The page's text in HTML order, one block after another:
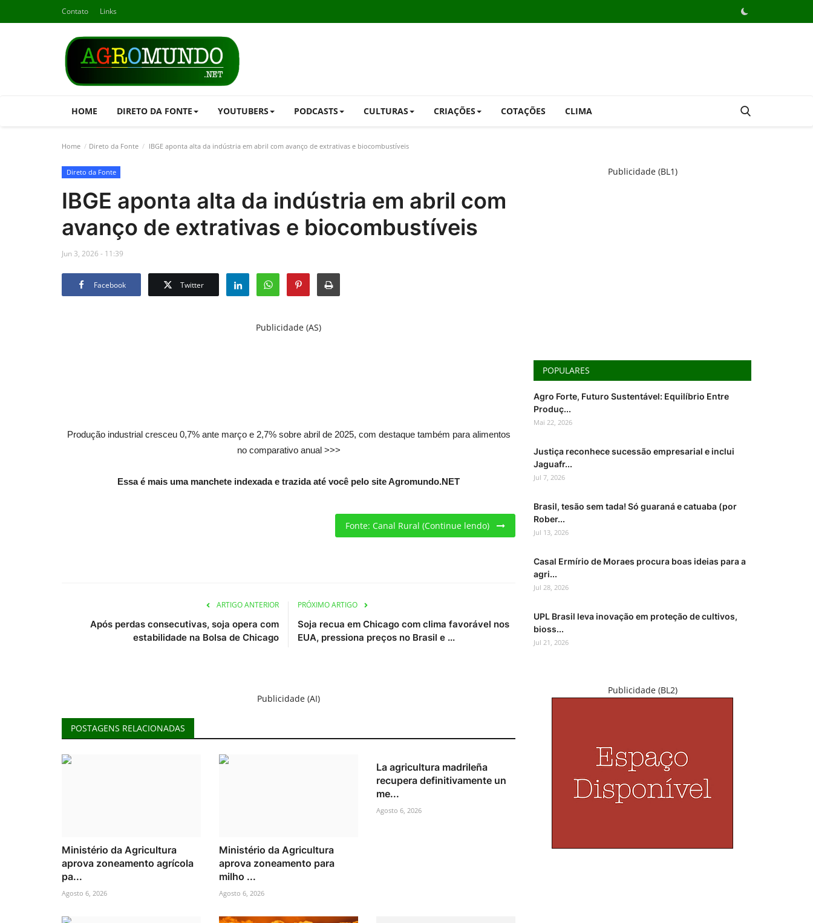
Contato Links
HOME DIRETO DA FONTE YOUTUBERS PODCASTS CULTURAS CRIAÇÕES COTAÇÕES CLIMA
Home Direto da Fonte IBGE aponta alta da indústria em abril com avanço de extrativas e biocombustíveis
Direto da Fonte
IBGE aponta alta da indústria em abril com
avanço de extrativas e biocombustíveis
Jun 3, 2026 - 11:39
Facebook Twitter
Publicidade (AS)
Produção industrial cresceu 0,7% ante março e 2,7% sobre abril de 2025, com destaque também para alimentos
no comparativo anual >>>
Essa é mais uma manchete indexada e trazida até você pelo site Agromundo.NET
Fonte: Canal Rural (Continue lendo)
ARTIGO ANTERIOR
Após perdas consecutivas, soja opera com
estabilidade na Bolsa de Chicago
PRÓXIMO ARTIGO
Soja recua em Chicago com clima favorável nos
EUA, pressiona preços no Brasil e ...
Publicidade (AI)
POSTAGENS RELACIONADAS
Ministério da Agricultura
aprova zoneamento agrícola
pa...
Agosto 6, 2026
Ministério da Agricultura
aprova zoneamento para
milho ...
Agosto 6, 2026
La agricultura madrileña
recupera definitivamente un
me...
Agosto 6, 2026
Publicidade (BL1)
POPULARES
Agro Forte, Futuro Sustentável: Equilíbrio Entre
Produç...
Mai 22, 2026
Justiça reconhece sucessão empresarial e inclui
Jaguafr...
Jul 7, 2026
Brasil, tesão sem tada! Só guaraná e catuaba (por
Rober...
Jul 13, 2026
Casal Ermírio de Moraes procura boas ideias para a
agri...
Jul 28, 2026
UPL Brasil leva inovação em proteção de cultivos,
bioss...
Jul 21, 2026
Publicidade (BL2)